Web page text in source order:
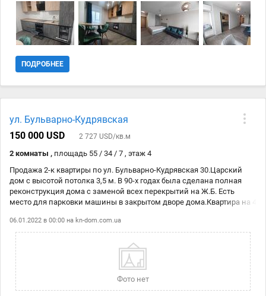
фонд від 2021 р.; Назва ЖК: Львівська площа; Тип стін: Цегляний;
Клас житла: Бізнес; Cанвузол: Суміжний; Опалення: Індивідуальне
електро; Ремонт: Євроремонт; Меблювання: Так; Побутова техніка:
Варильна панель, Духова шафа, Холодильник, Посудомийна
Комфорт: Підігрів підлоги, Душова кабіна, Охорона території
ПОДРОБНЕЕ
ул. Бульварно-Кудрявская
150 000 USD
2 727 USD/кв.м
2 комнаты , площадь 55 / 34 / 7 , этаж 4
Продажа 2-к квартиры по ул. Бульварно-Кудрявская 30.Царский
дом с высотой потолка 3,5 м. В 90-х годах была сделана полная
реконструкция дома с заменой всех перекрытий на Ж.Б. Есть
место для парковки машины в закрытом дворе дома.Квартира на 4
возможностью выкупить площадь над квартирой.Квартира под
ремонт! Цена 150 000$ № 21117150
06.01.2022 в 00:00 на kn-dom.com.ua
Фото нет